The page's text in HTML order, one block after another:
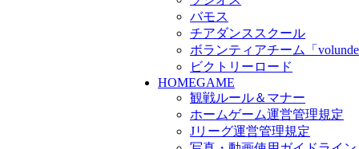
奈良クラブ明治安田Ｊ3リー
観戦ルール＆マナー
FANCOMMUNITY
2026/27ファンコミュニティ
サポートショップ
GOODS
オフィシャルストア（実店舗
オンラインストア
ACADEMY
バモス
チアダンススクール
ボランティアチーム「
ビクトリーロード
HOMEGAME
観戦ルール＆マナー
ホームゲーム運営管理規定
Jリーグ運営管理規定